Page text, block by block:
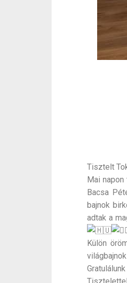
Tisztelt
Mai
Bacsa
bajnok
adtak a
Külön